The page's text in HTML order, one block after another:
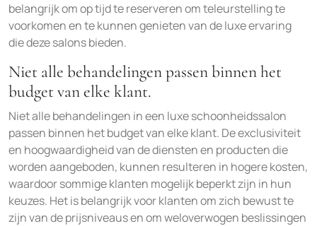
belangrijk om op tijd te reserveren om teleurstelling te
voorkomen en te kunnen genieten van de luxe ervaring
die deze salons bieden.
Niet alle behandelingen passen binnen het
budget van elke klant.
Niet alle behandelingen in een luxe schoonheidssalon
passen binnen het budget van elke klant. De exclusiviteit
en hoogwaardigheid van de diensten en producten die
worden aangeboden, kunnen resulteren in hogere kosten,
waardoor sommige klanten mogelijk beperkt zijn in hun
keuzes. Het is belangrijk voor klanten om zich bewust te
zijn van de prijsniveaus en om weloverwogen beslissingen